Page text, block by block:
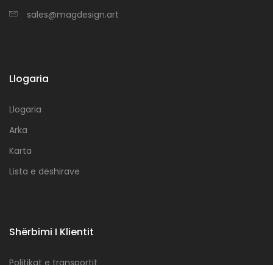
sales@magdesign.art
Llogaria
Llogaria
Arka
Karta
Lista e dëshirave
Shërbimi I Klientit
Politikat e transportit